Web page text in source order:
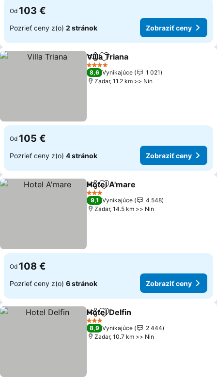
Od 103 €
Pozrieť ceny z(o) 2 stránok Zobraziť ceny
ZdieľaťPridať do obľúbených
Villa Triana
4 Počet hviezdičiek
8,6 Vynikajúce
1 021
Zadar, 11.2 km >> Nin
Od 105 €
Pozrieť ceny z(o) 4 stránok Zobraziť ceny
ZdieľaťPridať do obľúbených
Hotel A'mare
3 Počet hviezdičiek
9,1 Vynikajúce
4 548
Zadar, 14.5 km >> Nin
Od 108 €
Pozrieť ceny z(o) 6 stránok Zobraziť ceny
ZdieľaťPridať do obľúbených
Hotel Delfin
3 Počet hviezdičiek
8,9 Vynikajúce
2 444
Zadar, 10.7 km >> Nin